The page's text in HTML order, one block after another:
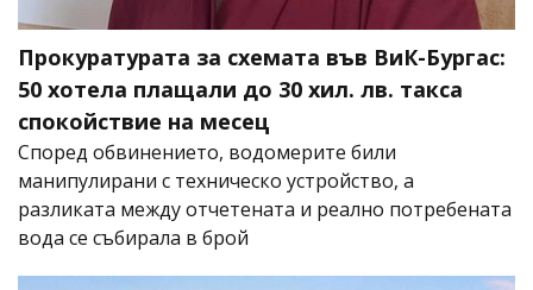
Прокуратурата за схемата във ВиК-Бургас:
50 хотела плащали до 30 хил. лв. такса
спокойствие на месец
Според обвинението, водомерите били
манипулирани с техническо устройство, а
разликата между отчетената и реално потребената
вода се събирала в брой